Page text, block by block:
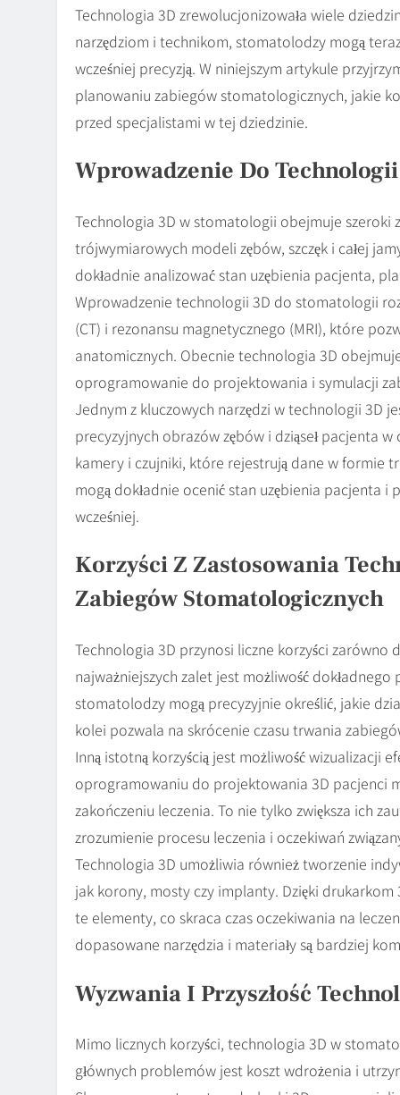
Technologia 3D zrewolucjonizowała wiele
narzędziom i technikom, stomatolodzy mogą
wcześniej precyzją. W niniejszym artykule
planowaniu zabiegów stomatologicznych, jakie
przed specjalistami w tej dziedzinie.
Wprowadzenie Do
Technologia 3D w stomatologii obejmuje szeroki
trójwymiarowych modeli zębów, szczęk i całej
dokładnie analizować stan uzębienia pacjenta,
Wprowadzenie technologii 3D do stomatologii
(CT) i rezonansu magnetycznego (MRI), które
anatomicznych. Obecnie technologia 3D
oprogramowanie do projektowania i symulacji
Jednym z kluczowych narzędzi w technologii 3D
precyzyjnych obrazów zębów i dziąseł pacjenta
kamery i czujniki, które rejestrują dane w formie
mogą dokładnie ocenić stan uzębienia pacjenta i
wcześniej.
Korzyści Z Zastosowania
Zabiegów Stomatologicznych
Technologia 3D przynosi liczne korzyści
najważniejszych zalet jest możliwość
stomatolodzy mogą precyzyjnie określić, jakie
kolei pozwala na skrócenie czasu trwania
Inną istotną korzyścią jest możliwość wizualizacji
oprogramowaniu do projektowania 3D pacjenci
zakończeniu leczenia. To nie tylko zwiększa ich
zrozumienie procesu leczenia i oczekiwań
Technologia 3D umożliwia również tworzenie
jak korony, mosty czy implanty. Dzięki
te elementy, co skraca czas oczekiwania na
dopasowane narzędzia i materiały są bardziej
Wyzwania I Przyszłość
Mimo licznych korzyści, technologia 3D w
głównych problemów jest koszt wdrożenia i